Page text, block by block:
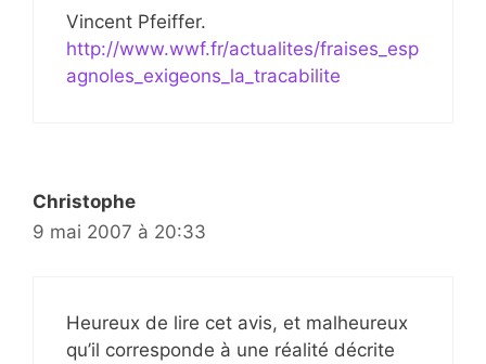
Vincent Pfeiffer.
http://www.wwf.fr/actualites/fraises_esp
agnoles_exigeons_la_tracabilite
Christophe
9 mai 2007 à 20:33
Heureux de lire cet avis, et malheureux
qu’il corresponde à une réalité décrite